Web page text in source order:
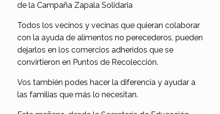
de la Campaña Zapala Solidaria
Todos los vecinos y vecinas que quieran colaborar
con la ayuda de alimentos no perecederos, pueden
dejarlos en los comercios adheridos que se
convirtieron en Puntos de Recolección.
Vos también podes hacer la diferencia y ayudar a
las familias que más lo necesitan.